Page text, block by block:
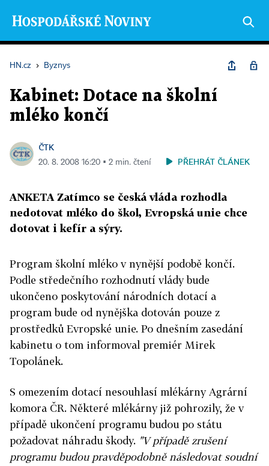
HN.cz › Byznys
Kabinet: Dotace na školní
mléko končí
ČTK
20. 8. 2008 16:20 ▪ 2 min. čtení PŘEHRÁT ČLÁNEK
ANKETA Zatímco se česká vláda rozhodla
nedotovat mléko do škol, Evropská unie chce
dotovat i kefír a sýry.
Program školní mléko v nynější podobě končí.
Podle středečního rozhodnutí vlády bude
ukončeno poskytování národních dotací a
program bude od nynějška dotován pouze z
prostředků Evropské unie. Po dnešním zasedání
kabinetu o tom informoval premiér Mirek
Topolánek.
S omezením dotací nesouhlasí mlékárny Agrární
komora ČR. Některé mlékárny již pohrozily, že v
případě ukončení programu budou po státu
požadovat náhradu škody. "V případě zrušení
programu budou pravděpodobně následovat soudní